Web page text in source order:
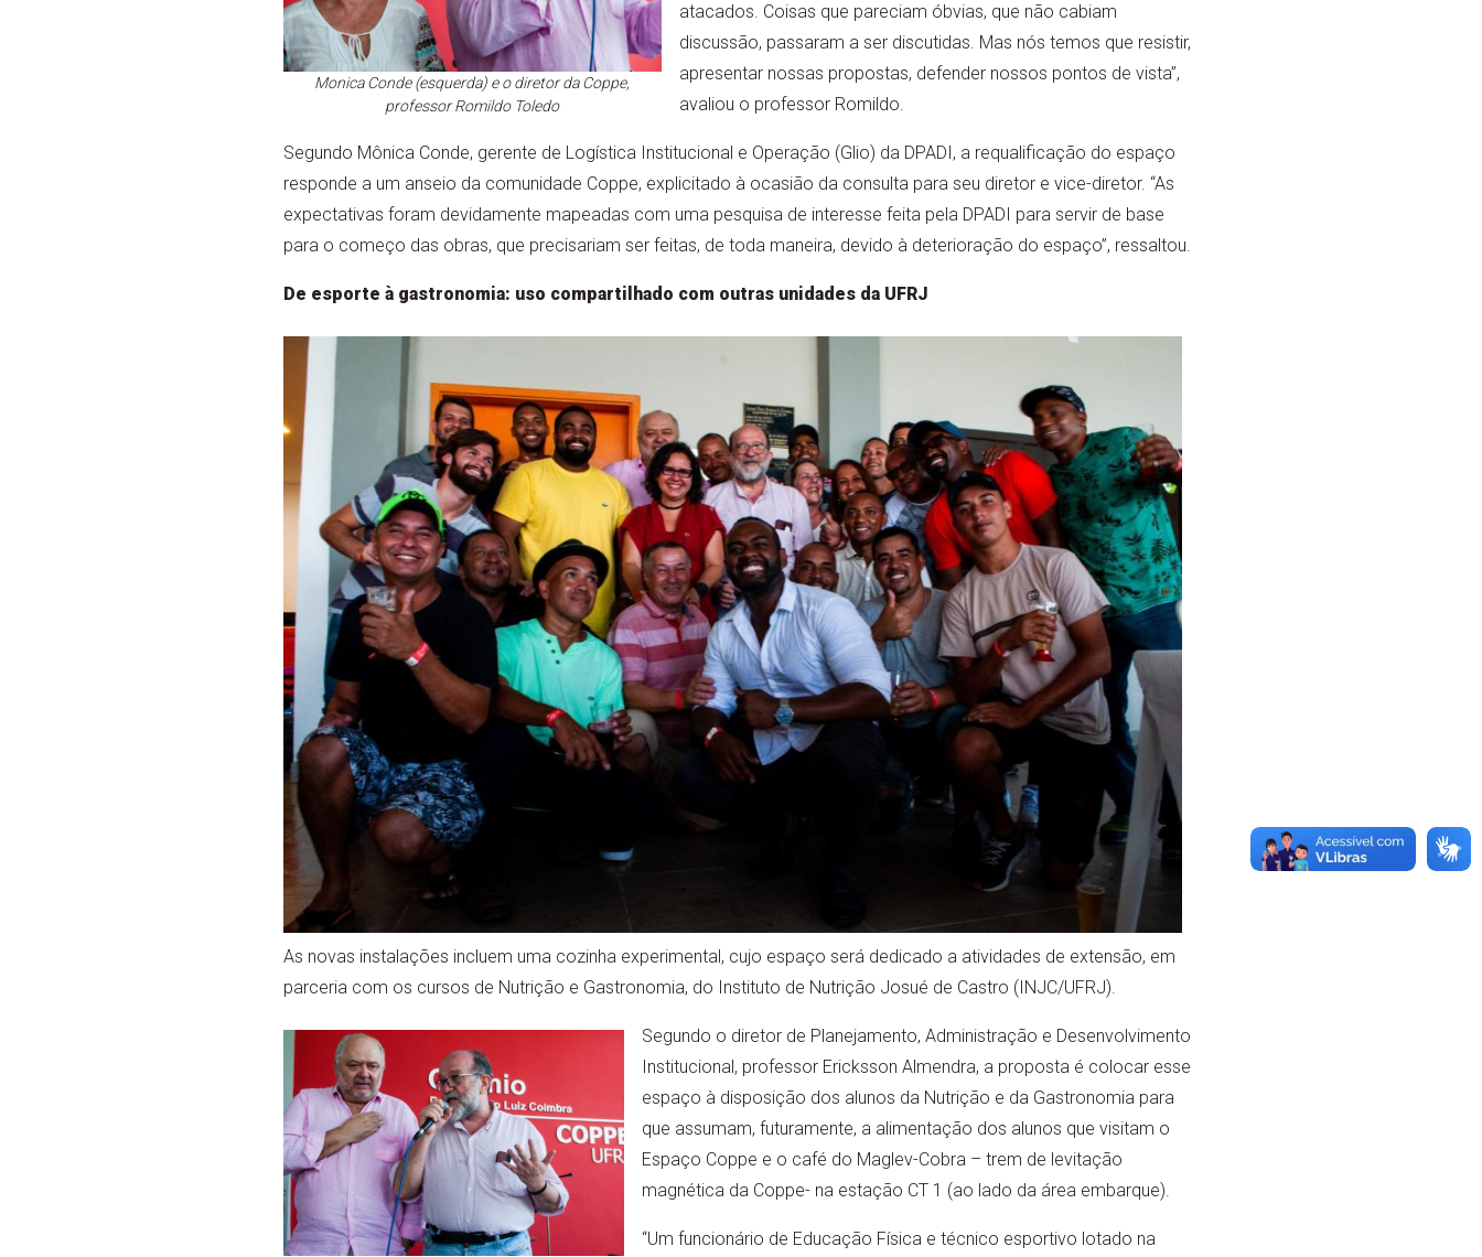
Monica Conde (esquerda) e o diretor da Coppe,
professor Romildo Toledo
atacados. Coisas que pareciam óbvias, que não cabiam
discussão, passaram a ser discutidas. Mas nós temos que resistir,
apresentar nossas propostas, defender nossos pontos de vista”,
avaliou o professor Romildo.
Segundo Mônica Conde, gerente de Logística Institucional e Operação (Glio) da DPADI, a requalificação do espaço
responde a um anseio da comunidade Coppe, explicitado à ocasião da consulta para seu diretor e vice-diretor. “As
expectativas foram devidamente mapeadas com uma pesquisa de interesse feita pela DPADI para servir de base
para o começo das obras, que precisariam ser feitas, de toda maneira, devido à deterioração do espaço”, ressaltou.
De esporte à gastronomia: uso compartilhado com outras unidades da UFRJ
As novas instalações incluem uma cozinha experimental, cujo espaço será dedicado a atividades de extensão, em
parceria com os cursos de Nutrição e Gastronomia, do Instituto de Nutrição Josué de Castro (INJC/UFRJ).
Segundo o diretor de Planejamento, Administração e Desenvolvimento
Institucional, professor Ericksson Almendra, a proposta é colocar esse
espaço à disposição dos alunos da Nutrição e da Gastronomia para
que assumam, futuramente, a alimentação dos alunos que visitam o
Espaço Coppe e o café do Maglev-Cobra – trem de levitação
magnética da Coppe- na estação CT 1 (ao lado da área embarque).
“Um funcionário de Educação Física e técnico esportivo lotado na